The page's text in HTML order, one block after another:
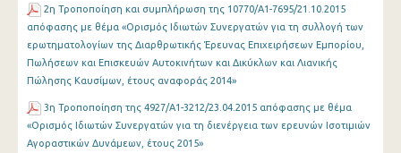
2η Τροποποίηση και συμπλήρωση της 10770/Α1-7695/21.10.2015
απόφασης με θέμα «Ορισμός Ιδιωτών Συνεργατών για τη συλλογή των
ερωτηματολογίων της Διαρθρωτικής Έρευνας Επιχειρήσεων Εμπορίου,
Πωλήσεων και Επισκευών Αυτοκινήτων και Δικύκλων και Λιανικής
Πώλησης Καυσίμων, έτους αναφοράς 2014»
3η Τροποποίηση της 4927/Α1-3212/23.04.2015 απόφασης με θέμα
«Ορισμός Ιδιωτών Συνεργατών για τη διενέργεια των ερευνών Ισοτιμιών
Αγοραστικών Δυνάμεων, έτους 2015»